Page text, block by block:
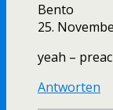
Bento
25.
yeah –
Antworten